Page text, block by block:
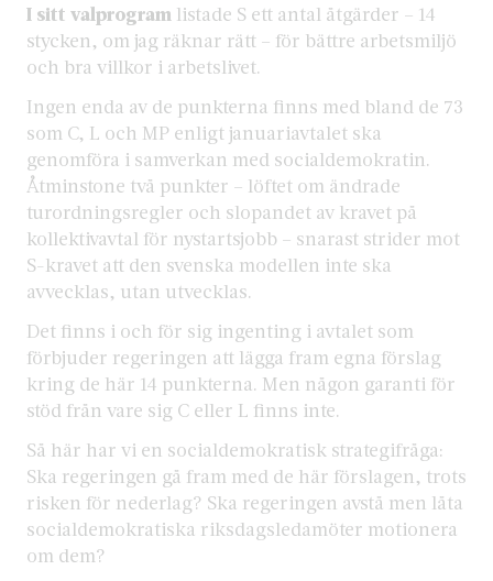
I sitt valprogram listade S ett antal åtgärder – 14
stycken, om jag räknar rätt – för bättre arbetsmiljö
och bra villkor i arbetslivet.
Ingen enda av de punkterna finns med bland de 73
som C, L och MP enligt januariavtalet ska
genomföra i samverkan med socialdemokratin.
Åtminstone två punkter – löftet om ändrade
turordningsregler och slopandet av kravet på
kollektivavtal för nystartsjobb – snarast strider mot
S-kravet att den svenska modellen inte ska
avvecklas, utan utvecklas.
Det finns i och för sig ingenting i avtalet som
förbjuder regeringen att lägga fram egna förslag
kring de här 14 punkterna. Men någon garanti för
stöd från vare sig C eller L finns inte.
Så här har vi en socialdemokratisk strategifråga:
Ska regeringen gå fram med de här förslagen, trots
risken för nederlag? Ska regeringen avstå men låta
socialdemokratiska riksdagsledamöter motionera
om dem?